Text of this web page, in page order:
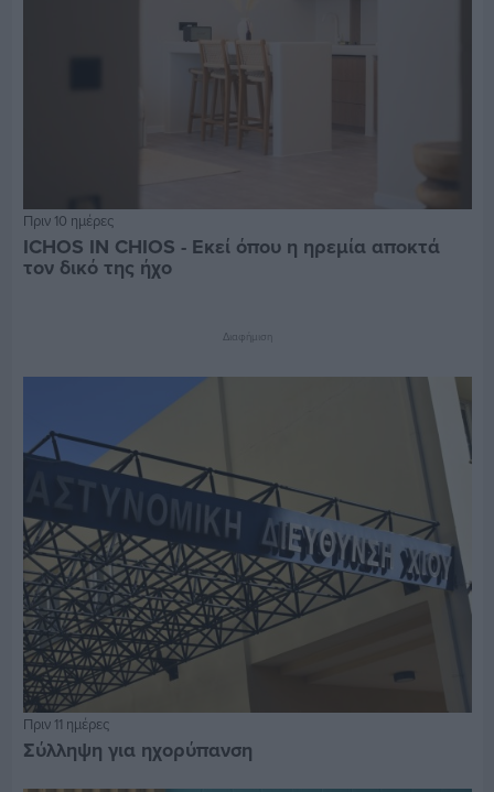
Πριν 10 ημέρες
ICHOS IN CHIOS - Εκεί όπου η ηρεμία αποκτά
τον δικό της ήχο
Διαφήμιση
Πριν 11 ημέρες
Σύλληψη για ηχορύπανση